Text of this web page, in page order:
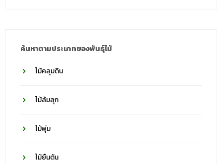
ค้นหาตามประเภทของพันธุ์ไม้
ไม้คลุมดิน
ไม้ล้มลุก
ไม้พุ่ม
ไม้ยืนต้น